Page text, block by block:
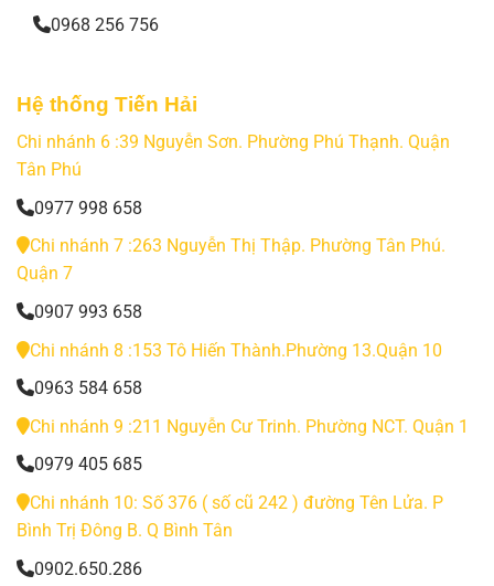
0968 256 756
Hệ thống Tiến Hải
Chi nhánh 6 :39 Nguyễn Sơn. Phường Phú Thạnh. Quận
Tân Phú
0977 998 658
Chi nhánh 7 :263 Nguyễn Thị Thập. Phường Tân Phú.
Quận 7
0907 993 658
Chi nhánh 8 :153 Tô Hiến Thành.Phường 13.Quận 10
0963 584 658
Chi nhánh 9 :211 Nguyễn Cư Trinh. Phường NCT. Quận 1
0979 405 685
Chi nhánh 10: Số 376 ( số cũ 242 ) đường Tên Lửa. P
Bình Trị Đông B. Q Bình Tân
0902.650.286